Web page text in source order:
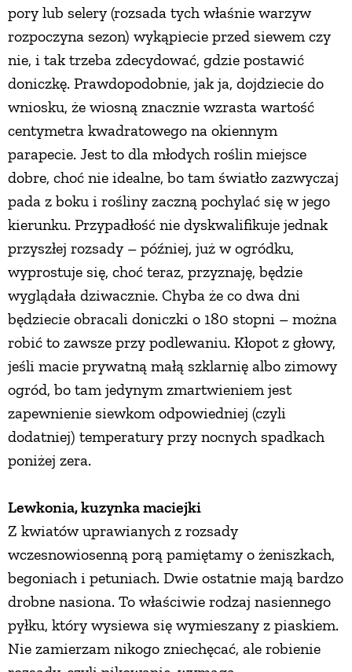
pory lub selery (rozsada tych właśnie warzyw
rozpoczyna sezon) wykąpiecie przed siewem czy
nie, i tak trzeba zdecydować, gdzie postawić
doniczkę. Prawdopodobnie, jak ja, dojdziecie do
wniosku, że wiosną znacznie wzrasta wartość
centymetra kwadratowego na okiennym
parapecie. Jest to dla młodych roślin miejsce
dobre, choć nie idealne, bo tam światło zazwyczaj
pada z boku i rośliny zaczną pochylać się w jego
kierunku. Przypadłość nie dyskwalifikuje jednak
przyszłej rozsady – później, już w ogródku,
wyprostuje się, choć teraz, przyznaję, będzie
wyglądała dziwacznie. Chyba że co dwa dni
będziecie obracali doniczki o 180 stopni – można
robić to zawsze przy podlewaniu. Kłopot z głowy,
jeśli macie prywatną małą szklarnię albo zimowy
ogród, bo tam jedynym zmartwieniem jest
zapewnienie siewkom odpowiedniej (czyli
dodatniej) temperatury przy nocnych spadkach
poniżej zera.
Lewkonia, kuzynka maciejki
Z kwiatów uprawianych z rozsady
wczesnowiosenną porą pamiętamy o żeniszkach,
begoniach i petuniach. Dwie ostatnie mają bardzo
drobne nasiona. To właściwie rodzaj nasiennego
pyłku, który wysiewa się wymieszany z piaskiem.
Nie zamierzam nikogo zniechęcać, ale robienie